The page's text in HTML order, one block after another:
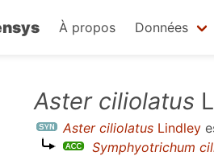
À propos Données
Aster ciliolatus
Aster ciliolatus Lindley
Symphyotrichum